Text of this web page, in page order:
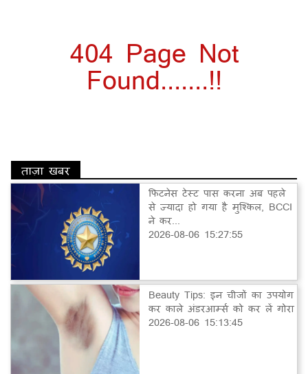
404 Page Not
Found.......!!
ताज़ा खबर
फिटनेस टेस्ट पास करना अब पहले
से ज्यादा हो गया है मुश्किल, BCCI
ने कर...
2026-08-06 15:27:55
Beauty Tips: इन चीजों का उपयोग
कर काले अंडरआर्म्स को कर लें गोरा
2026-08-06 15:13:45